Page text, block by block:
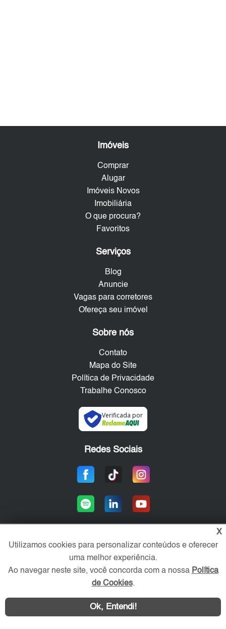
WhatsApp Contatar
Imóveis
Comprar
Alugar
Imóveis Novos
Imobiliária
O que procura?
Favoritos
Serviços
Blog
Anuncie
Vagas para corretores
Ofereça seu imóvel
Sobre nós
Contato
Mapa do Site
Política de Privacidade
Trabalhe Conosco
Verificada por
Redes Sociais
Área exclusiva aos anunciantes,
acesse sua conta:
X
Utilizamos cookies para personalizar conteúdos e oferecer
uma melhor experiência.
Ao navegar neste site, você concorda com a nossa Política
de Cookies.
Ok, Entendi!